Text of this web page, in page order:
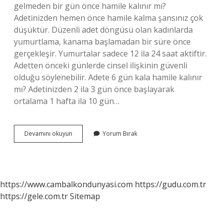
gelmeden bir gün önce hamile kalınır mı?
Adetinizden hemen önce hamile kalma şansınız çok
düşüktür. Düzenli adet döngüsü olan kadınlarda
yumurtlama, kanama başlamadan bir süre önce
gerçekleşir. Yumurtalar sadece 12 ila 24 saat aktiftir.
Adetten önceki günlerde cinsel ilişkinin güvenli
olduğu söylenebilir. Adete 6 gün kala hamile kalınır
mı? Adetinizden 2 ila 3 gün önce başlayarak
ortalama 1 hafta ila 10 gün…
Devamını okuyun
Olmaya
Yorum Bırak
https://www.cambalkondunyasi.com https://gudu.com.tr
https://gele.com.trSitemap